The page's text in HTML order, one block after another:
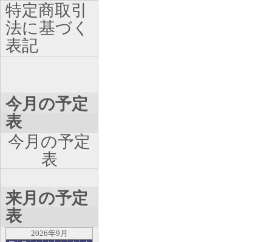
特定商取引
法に基づく
表記
今月の予定
表
今月の予定
表
来月の予定
表
2026年9月